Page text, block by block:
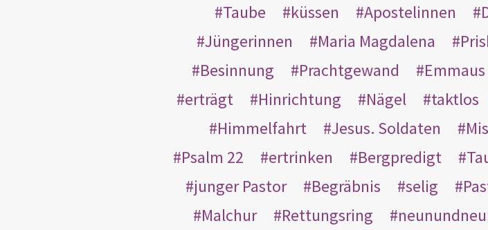
Taube
küssen Apostelinnen
Jüngerinnen
Maria Magdalena
Besinnung
Prachtgewand Emmaus
erträgt
Hinrichtung Nägel taktlos
Himmelfahrt
Jesus. Soldaten
Psalm 22
ertrinken Bergpredigt
junger Pastor
Begräbnis selig
Malchur
Rettungsring